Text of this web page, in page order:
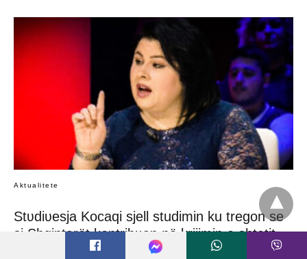
Aktualitete
Stʋdiʋesja Kocaqi sjell studimin ku tregon se
si Shqiptarët kontribʋan në krijimin e shtetit